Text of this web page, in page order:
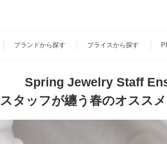
ブランドから探す プライスから探す
Spring Jewelry Staff
スタッフが纏う春のオスス